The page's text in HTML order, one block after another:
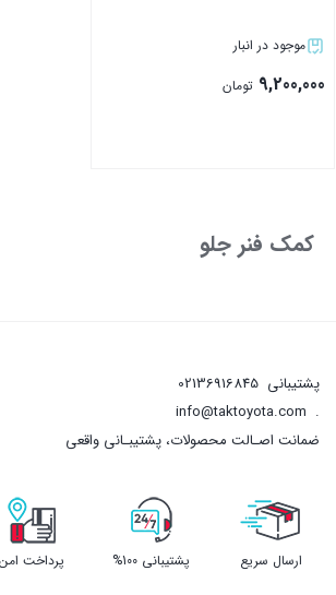
موجود در انبار
9,200,000 تومان
کمک فنر جلو
پشتیبانی 02136916845
.
info@taktoyota.com
ضمانت اصـالت محصولات، پشتیبـانی واقعی
ارسال سریع پشتیبانی 100% پرداخت امن